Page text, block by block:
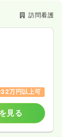
一般＋療養
見る
訪問看護
32万円以上可
見る